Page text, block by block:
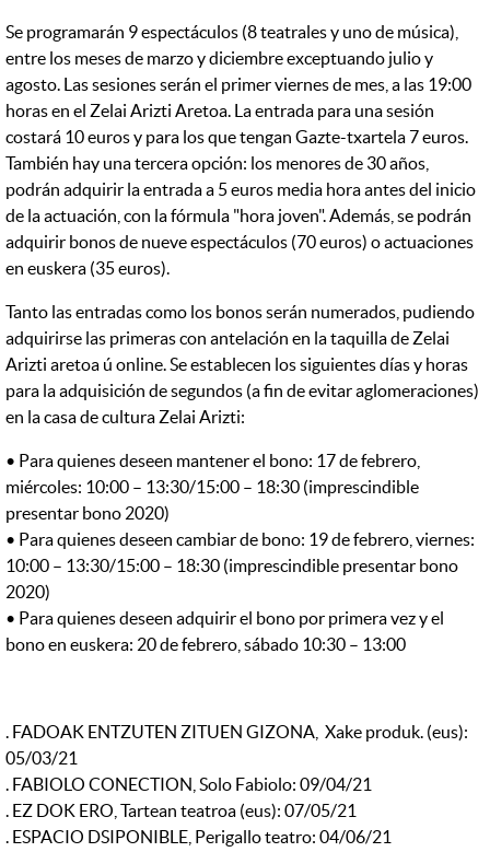
Se programarán 9 espectáculos (8 teatrales y uno de música),
entre los meses de marzo y diciembre exceptuando julio y
agosto. Las sesiones serán el primer viernes de mes, a las 19:00
horas en el Zelai Arizti Aretoa. La entrada para una sesión
costará 10 euros y para los que tengan Gazte-txartela 7 euros.
También hay una tercera opción: los menores de 30 años,
podrán adquirir la entrada a 5 euros media hora antes del inicio
de la actuación, con la fórmula "hora joven". Además, se podrán
adquirir bonos de nueve espectáculos (70 euros) o actuaciones
en euskera (35 euros).
Tanto las entradas como los bonos serán numerados, pudiendo
adquirirse las primeras con antelación en la taquilla de Zelai
Arizti aretoa ú online. Se establecen los siguientes días y horas
para la adquisición de segundos (a fin de evitar aglomeraciones)
en la casa de cultura Zelai Arizti:
• Para quienes deseen mantener el bono: 17 de febrero,
miércoles: 10:00 – 13:30/15:00 – 18:30 (imprescindible
presentar bono 2020)
• Para quienes deseen cambiar de bono: 19 de febrero, viernes:
10:00 – 13:30/15:00 – 18:30 (imprescindible presentar bono
2020)
• Para quienes deseen adquirir el bono por primera vez y el
bono en euskera: 20 de febrero, sábado 10:30 – 13:00
. FADOAK ENTZUTEN ZITUEN GIZONA, Xake produk. (eus):
05/03/21
. FABIOLO CONECTION, Solo Fabiolo: 09/04/21
. EZ DOK ERO, Tartean teatroa (eus): 07/05/21
. ESPACIO DSIPONIBLE, Perigallo teatro: 04/06/21